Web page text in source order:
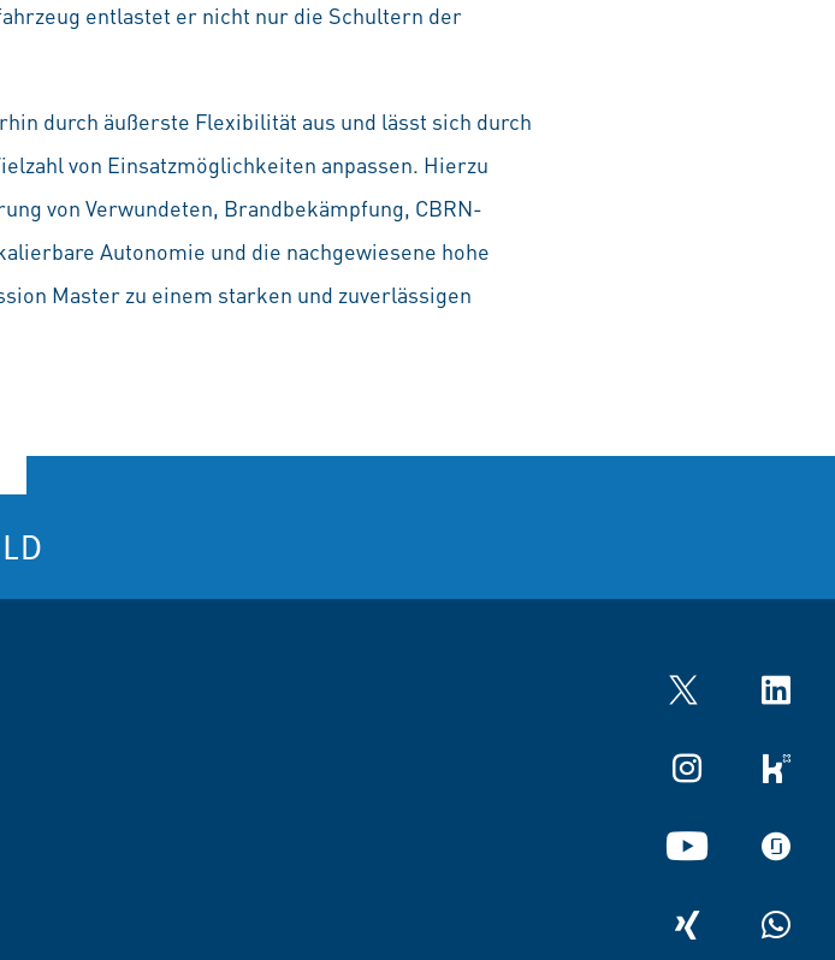
entlastet er nicht nur die Schultern der
durch äußerste Flexibilität aus und lässt sich durch
von Einsatzmöglichkeiten anpassen. Hierzu
von Verwundeten, Brandbekämpfung, CBRN-
Autonomie und die nachgewiesene hohe
Master zu einem starken und zuverlässigen
Twitter LinkedIn
Instagram kununu
YouTube
XING